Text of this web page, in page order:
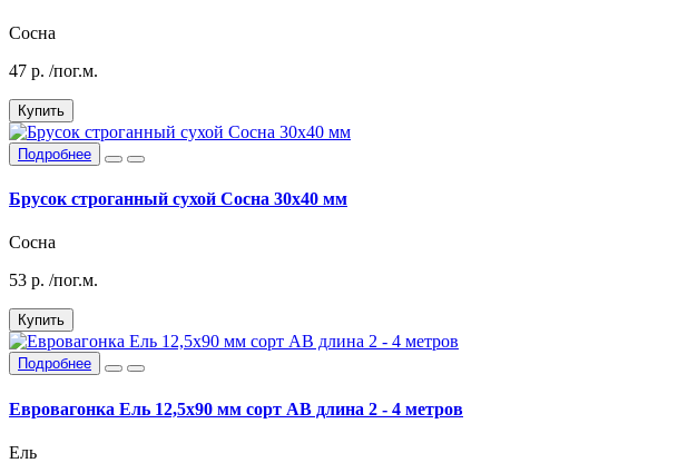
Сосна
47 р. /пог.м.
Купить
Подробнее
Брусок строганный сухой Сосна 30х40 мм
Сосна
53 р. /пог.м.
Купить
Подробнее
Евровагонка Ель 12,5х90 мм сорт АВ длина 2 - 4 метров
Ель